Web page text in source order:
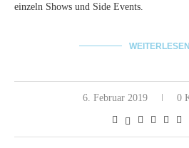
einzeln Shows und Side Events.
WEITERLESEN
6. Februar 2019 0